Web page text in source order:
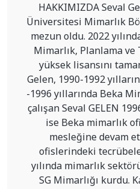
HAKKIMIZDA Seval
Üniversitesi Mimarlık
mezun oldu. 2022
Mimarlık, Planlama ve
yüksek lisansını
Gelen, 1990-1992
-1996 yıllarında Beka
çalışan Seval GELEN
ise Beka mimarlık
mesleğine devam
ofislerindeki
yılında mimarlık
SG Mimarlığı kurdu.